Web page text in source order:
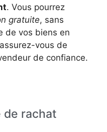
. Vous pourrez
gratuite, sans
de vos biens en
vous de
de confiance.
de rachat